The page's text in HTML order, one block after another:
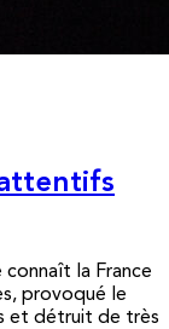
la France
provoqué le
et détruit de très